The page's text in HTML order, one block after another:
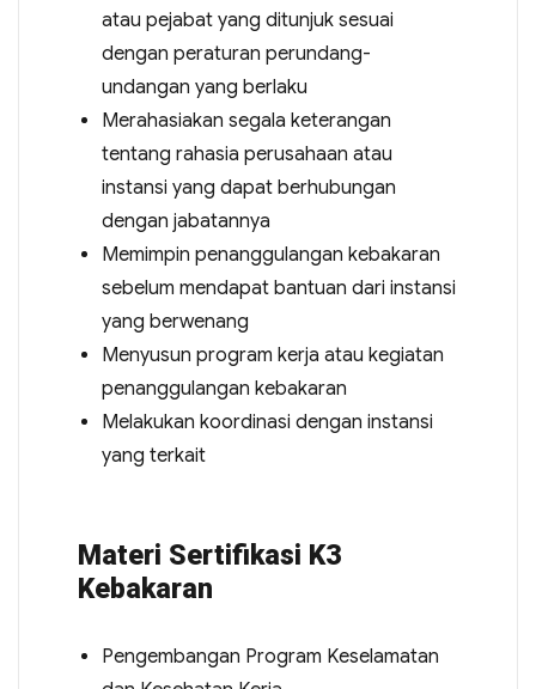
atau pejabat yang ditunjuk sesuai
dengan peraturan perundang-
undangan yang berlaku
Merahasiakan segala keterangan
tentang rahasia perusahaan atau
instansi yang dapat berhubungan
dengan jabatannya
Memimpin penanggulangan kebakaran
sebelum mendapat bantuan dari instansi
yang berwenang
Menyusun program kerja atau kegiatan
penanggulangan kebakaran
Melakukan koordinasi dengan instansi
yang terkait
Materi Sertifikasi K3
Kebakaran
Pengembangan Program Keselamatan